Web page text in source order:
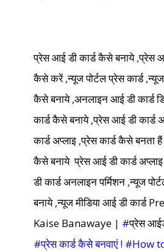
प्रेस आई डी कार्ड कैसे बनाये,प्रेस
कैसे करें,न्यूज पोर्टल प्रेस कार्ड,
कैसे बनाये,अनलाइन आई डी कार्ड
कार्ड कैसे बनाये,प्रेस आई डी कार्ड
कार्ड अप्लाइ ,प्रेस कार्ड कैसे बनता हैं
कैसे बनाये प्रेस आई डी कार्ड
डी कार्ड अनलाइन पर्मिशन ,न्यूज
बनाये,न्यूज मीडिया आई डी कार्ड
Kaise Banawaye | #प्रेस
#प्रेस कार्ड कैसे बनवाएं ! #How